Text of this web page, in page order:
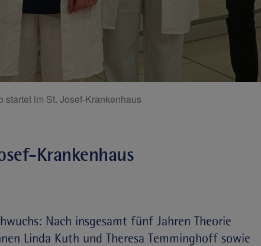
startet im St. Josef-Krankenhaus
Krankenhaus
Nach insgesamt fünf Jahren Theorie
Linda Kuth und Theresa Temminghoff sowie